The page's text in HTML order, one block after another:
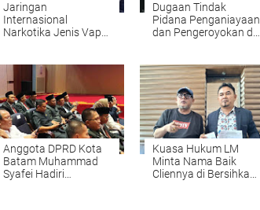
Jaringan
Internasional
Narkotika Jenis Vape
Ringkus BNN
Dugaan Tindak
Pidana Penganiayaan
dan Pengeroyokan di
Perkara Berbeda
Anggota DPRD Kota
Batam Muhammad
Syafei Hadiri
Kuasa Hukum LM
Minta Nama Baik
Cliennya di Bersihkan